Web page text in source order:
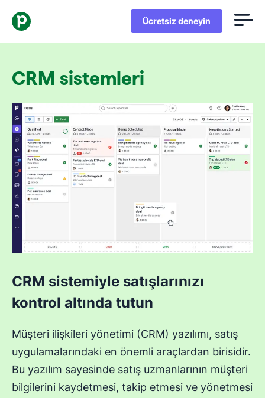
Ücretsiz deneyin
CRM sistemleri
CRM sistemiyle satışlarınızı
kontrol altında tutun
Müşteri ilişkileri yönetimi (CRM) yazılımı, satış
uygulamalarındaki en önemli araçlardan birisidir.
Bu yazılım sayesinde satış uzmanlarının müşteri
bilgilerini kaydetmesi, takip etmesi ve yönetmesi